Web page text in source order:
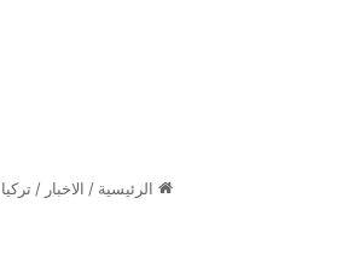
الرئيسية / الاخبار / تركيا